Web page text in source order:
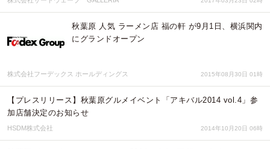
秋葉原 人気 ラーメン店 福の軒 が9月1日、横浜関内
にグランドオープン
株式会社フーデックス ホールディングス 2015年08月30日 01時
【プレスリリース】秋葉原グルメイベント「アキバル2014 vol.4」参
加店舗決定のお知らせ
HSDM株式会社 2014年10月20日 06時